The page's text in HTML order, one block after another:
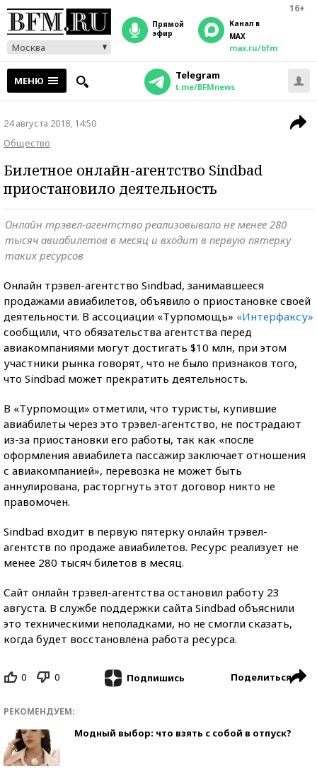
16+
Москва
прямой
эфир
Канал в
MAX
max.ru/bfm
МЕНЮ Telegram
t.me/BFMnews
24 августа 2018, 14:50
Общество
Билетное онлайн-агентство Sindbad
приостановило деятельность
Онлайн трэвел-агентство реализовывало не менее 280
тысяч авиабилетов в месяц и входит в первую пятерку
таких ресурсов
Онлайн трэвел-агентство Sindbad, занимавшееся
продажами авиабилетов, объявило о приостановке своей
деятельности. В ассоциации «Турпомощь» «Интерфаксу»
сообщили, что обязательства агентства перед
авиакомпаниями могут достигать $10 млн, при этом
участники рынка говорят, что не было признаков того,
что Sindbad может прекратить деятельность.
В «Турпомощи» отметили, что туристы, купившие
авиабилеты через это трэвел-агентство, не пострадают
из-за приостановки его работы, так как «после
оформления авиабилета пассажир заключает отношения
с авиакомпанией», перевозка не может быть
аннулирована, расторгнуть этот договор никто не
правомочен.
Sindbad входит в первую пятерку онлайн трэвел-
агентств по продаже авиабилетов. Ресурс реализует не
менее 280 тысяч билетов в месяц.
Сайт онлайн трэвел-агентства остановил работу 23
августа. В службе поддержки сайта Sindbad объяснили
это техническими неполадками, но не смогли сказать,
когда будет восстановлена работа ресурса.
0 0 Подпишись Поделиться
РЕКОМЕНДУЕМ:
Модный выбор: что взять с собой в отпуск?